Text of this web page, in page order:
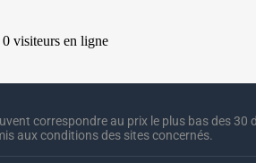
correspondre au prix le plus bas des 30
aux conditions des sites concernés.